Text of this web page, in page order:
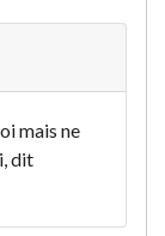
mais ne
dit